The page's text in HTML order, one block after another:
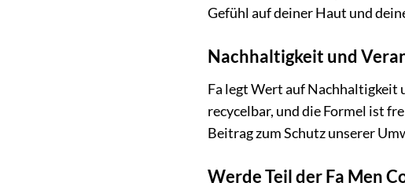
Gefühl auf deiner Haut und
Nachhaltigkeit und
Fa legt Wert auf Nachhaltigkeit
recycelbar, und die Formel ist
Beitrag zum Schutz unserer
Werde Teil der Fa Men